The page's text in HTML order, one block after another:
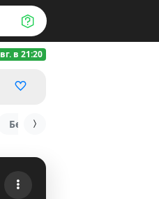
в 21:20
БедВарс